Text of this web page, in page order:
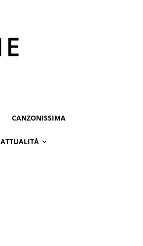
CANZONISSIMA
ATTUALITÀ